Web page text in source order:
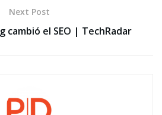
Next Post
cambió el SEO | TechRadar